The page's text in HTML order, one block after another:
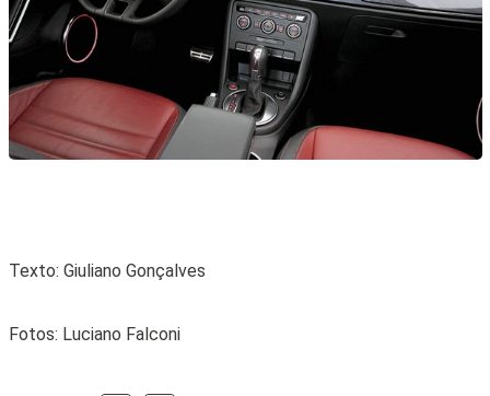
Texto: Giuliano Gonçalves
Fotos: Luciano Falconi